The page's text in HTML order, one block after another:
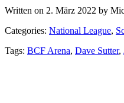
Written on 2. März 2022 by
Categories: National League,
Tags: BCF Arena, Dave Sutter,